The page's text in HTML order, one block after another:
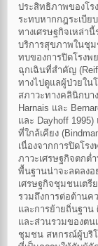
ประสิทธิภาพของโร
ระทบหากกฎระเบีย
ทางเศรษฐกิจเหล่า
บริการสุขภาพในชุม
ทบของการปิดโรงพ
ฉุกเฉินที่สำคัญ
ทางไปดูแลผู้ป่วยใ
สภาวะทางคลินิกบา
Harnais และ
และ Dayhoff
ที่ใกล้เคียง
เนื่องจากการปิดโร
ภาวะเศรษฐกิจตกต่
พื้นฐานน่าจะลดลง
เศรษฐกิจชุมชนเต
รวมถึงการต่อต้าน
และการย้ายถิ่นฐาน
และส่วนรวมของตน
ชุมชน สหกรณ์ผู้บริโ